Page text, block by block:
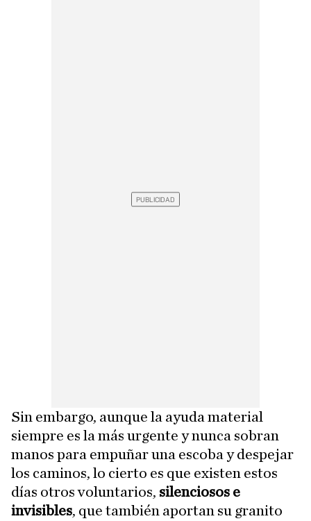
Sin embargo, aunque la ayuda material
siempre es la más urgente y nunca sobran
manos para empuñar una escoba y despejar
los caminos, lo cierto es que existen estos
días otros voluntarios, silenciosos e
invisibles, que también aportan su granito